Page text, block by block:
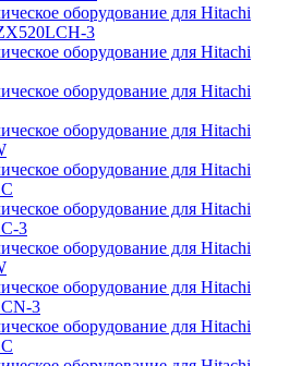
оборудование для Hitachi
3
оборудование для Hitachi
оборудование для Hitachi
оборудование для Hitachi
оборудование для Hitachi
оборудование для Hitachi
3
оборудование для Hitachi
оборудование для Hitachi
3
оборудование для Hitachi